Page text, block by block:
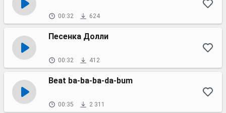
00:32 624
Песенка Долли
00:32 412
Beat ba-ba-ba-da-bum
00:35 2 311